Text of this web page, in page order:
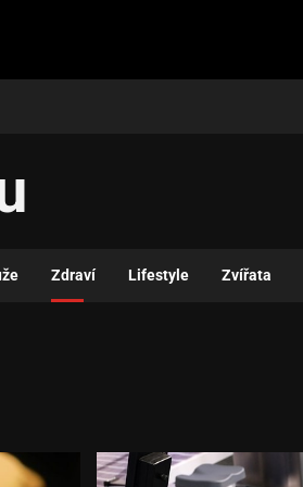
Zdraví Lifestyle Zvířata